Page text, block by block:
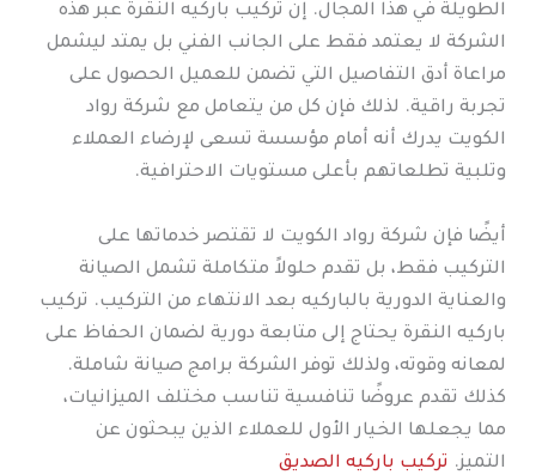
الطويلة في هذا المجال. إن تركيب باركيه النقرة عبر هذه
الشركة لا يعتمد فقط على الجانب الفني بل يمتد ليشمل
مراعاة أدق التفاصيل التي تضمن للعميل الحصول على
تجربة راقية. لذلك فإن كل من يتعامل مع شركة رواد
الكويت يدرك أنه أمام مؤسسة تسعى لإرضاء العملاء
وتلبية تطلعاتهم بأعلى مستويات الاحترافية.
أيضًا فإن شركة رواد الكويت لا تقتصر خدماتها على
التركيب فقط، بل تقدم حلولاً متكاملة تشمل الصيانة
والعناية الدورية بالباركيه بعد الانتهاء من التركيب. تركيب
باركيه النقرة يحتاج إلى متابعة دورية لضمان الحفاظ على
لمعانه وقوته، ولذلك توفر الشركة برامج صيانة شاملة.
كذلك تقدم عروضًا تنافسية تناسب مختلف الميزانيات،
مما يجعلها الخيار الأول للعملاء الذين يبحثون عن
التميز. تركيب باركيه الصديق